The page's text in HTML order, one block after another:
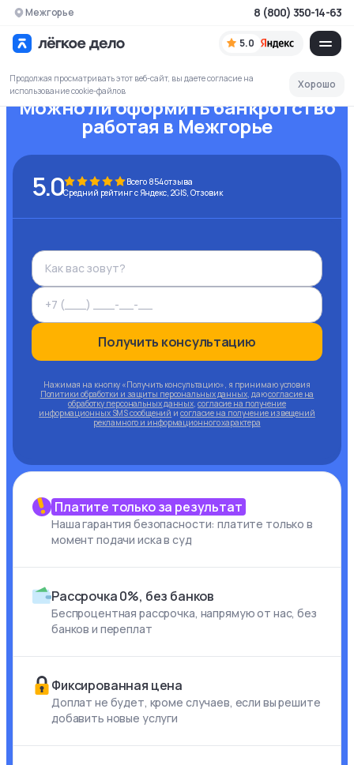
Межгорье
5.0
8 (800) 350-14-63
Продолжая просматривать этот веб-сайт, вы даете согласие на
использование cookie-файлов
Хорошо
Можно ли оформить банкротство
работая в Межгорье
5.0 Всего 854отзыва
Средний рейтинг с Яндекс, 2GIS, Отзовик
Получить консультацию
Нажимая на кнопку «Получить консультацию», я принимаю условия
Политики обработки и защиты персональных данных, даюсогласие на
обработку персональных данных, согласие на получение
информационных SMS сообщений и согласие на получение извещений
рекламного и информационного характера
Платите только за результат
Наша гарантия безопасности: платите только в
момент подачи иска в суд
Рассрочка 0%, без банков
Беспроцентная рассрочка, напрямую от нас, без
банков и переплат
Фиксированная цена
Доплат не будет, кроме случаев, если вы решите
добавить новые услуги